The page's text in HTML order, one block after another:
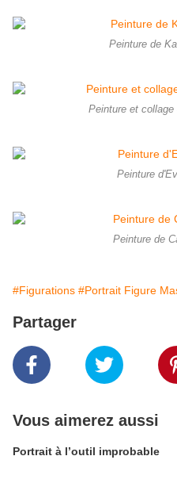
Peinture de
Peinture et collage
Peinture
Peinture de
#Figurations #Portrait Figure
Partager
Vous aimerez aussi
Portrait à l’outil improbable